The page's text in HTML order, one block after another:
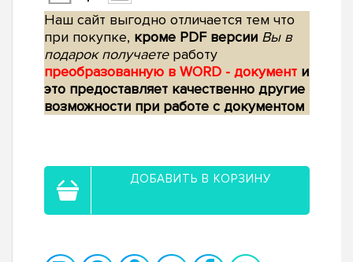
Наш сайт выгодно отличается тем что
при покупке, кроме PDF версии Вы в
подарок получаетеработу
преобразованную в WORD - документ и
это предоставляет качественно другие
возможности при работе с документом
ДОБАВИТЬ В КОРЗИНУ